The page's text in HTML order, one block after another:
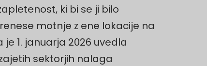
ki bi se ji bilo
motnje z ene lokacije na
1. januarja 2026 uvedla
sektorjih nalaga